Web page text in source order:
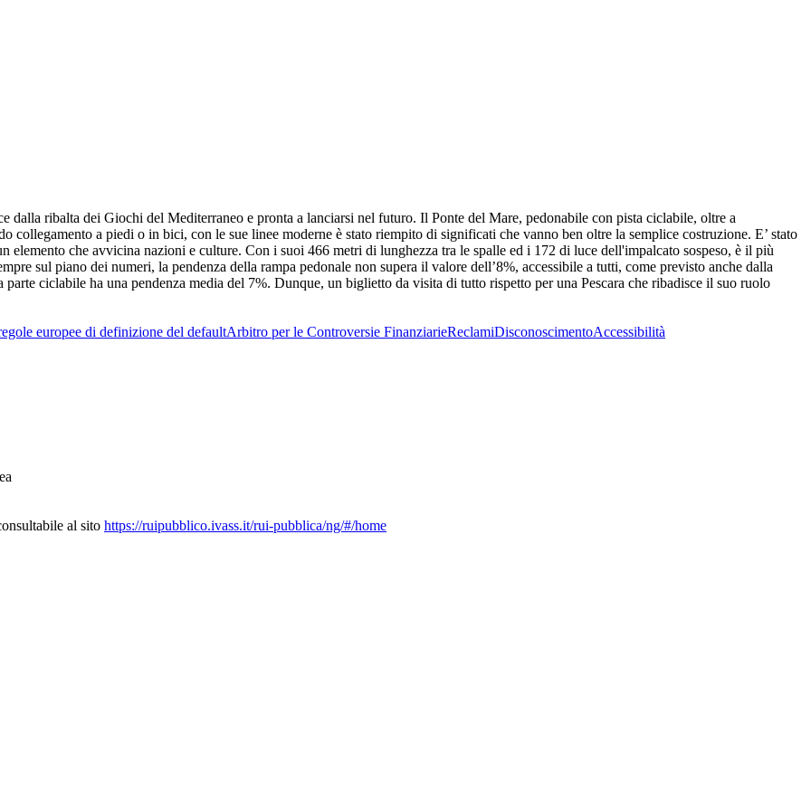
dalla ribalta dei Giochi del Mediterraneo e pronta a lanciarsi nel futuro. Il Ponte del Mare, pedonabile con pista ciclabile, oltre a
collegamento a piedi o in bici, con le sue linee moderne è stato riempito di significati che vanno ben oltre la semplice costruzione. E’ stato
elemento che avvicina nazioni e culture. Con i suoi 466 metri di lunghezza tra le spalle ed i 172 di luce dell'impalcato sospeso, è il più
sul piano dei numeri, la pendenza della rampa pedonale non supera il valore dell’8%, accessibile a tutti, come previsto anche dalla
ciclabile ha una pendenza media del 7%. Dunque, un biglietto da visita di tutto rispetto per una Pescara che ribadisce il suo ruolo
europee di definizione del defaultArbitro per le Controversie FinanziarieReclamiDisconoscimentoAccessibilità
al sito https://ruipubblico.ivass.it/rui-pubblica/ng/#/home